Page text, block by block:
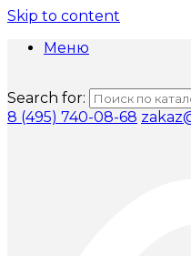
Skip to content
Меню
Search for:
8 (495) 740-08-68